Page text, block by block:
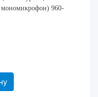
мономикрофон) 960-